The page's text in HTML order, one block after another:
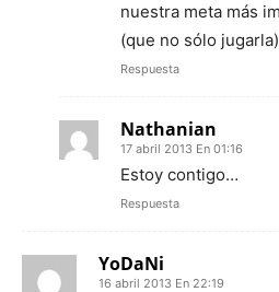
nuestra meta más
(que no sólo
Respuesta
Nathanian
17 abril 2013 En 01:16
Estoy contigo…
Respuesta
YoDaNi
16 abril 2013 En 22:19